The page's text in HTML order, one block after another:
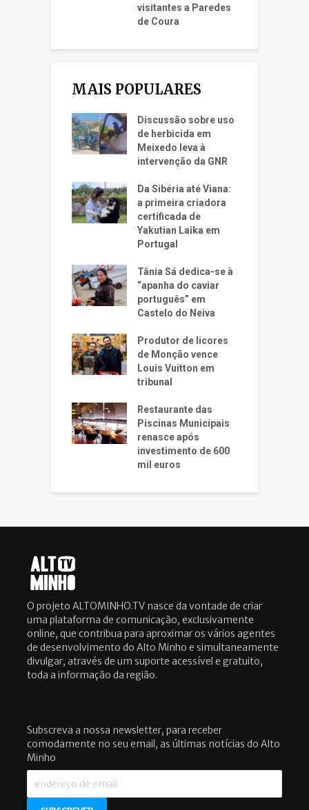
visitantes a Paredes
de Coura
MAIS POPULARES
Discussão sobre uso
de herbicida em
Meixedo leva à
intervenção da GNR
Da Sibéria até Viana:
a primeira criadora
certificada de
Yakutian Laika em
Portugal
Tânia Sá dedica-se à
“apanha do caviar
português” em
Castelo do Neiva
Produtor de licores
de Monção vence
Louis Vuitton em
tribunal
Restaurante das
Piscinas Municipais
renasce após
investimento de 600
mil euros
O projeto ALTOMINHO.TV nasce da vontade de criar
uma plataforma de comunicação, exclusivamente
online, que contribua para aproximar os vários agentes
de desenvolvimento do Alto Minho e simultaneamente
divulgar, através de um suporte acessível e gratuito,
toda a informação da região.
Subscreva a nossa newsletter, para receber
comodamente no seu email, as últimas notícias do Alto
Minho